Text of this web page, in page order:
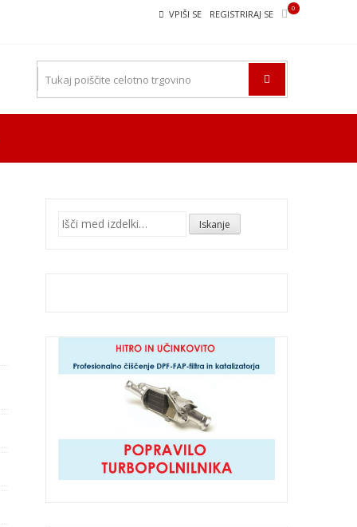
VPIŠI SE REGISTRIRAJ SE
0
Išči: Iskanje